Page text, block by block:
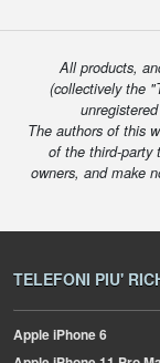
All products,
(collectively the
The authors of this
of the third-party
owners, and make
TELEFONI PIU'
AppleiPhone 6